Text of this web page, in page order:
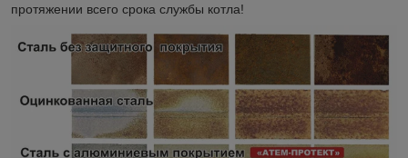
протяжении всего срока службы котла!